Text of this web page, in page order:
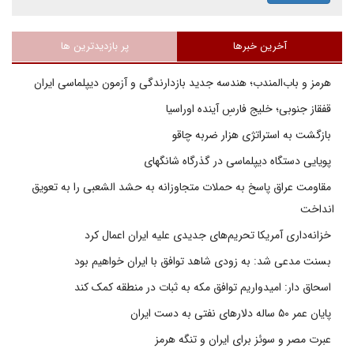
آخرین خبرها پر بازدیدترین ها
هرمز و باب‌المندب؛ هندسه جدید بازدارندگی و آزمون دیپلماسی ایران
قفقاز جنوبی؛ خلیج فارسِ آینده اوراسیا
بازگشت به استراتژی هزار ضربه چاقو
پویایی دستگاه دیپلماسی در گذرگاه شانگهای
مقاومت عراق پاسخ به حملات متجاوزانه به حشد الشعبی را به تعویق
انداخت
خزانه‌داری آمریکا تحریم‌های جدیدی علیه ایران اعمال کرد
بسنت مدعی شد: به زودی شاهد توافق با ایران خواهیم بود
اسحاق دار: امیدواریم توافق مکه به ثبات در منطقه کمک کند
پایان عمر ۵۰ ساله دلارهای نفتی به دست ایران
عبرت مصر و سوئز برای ایران و تنگه هرمز